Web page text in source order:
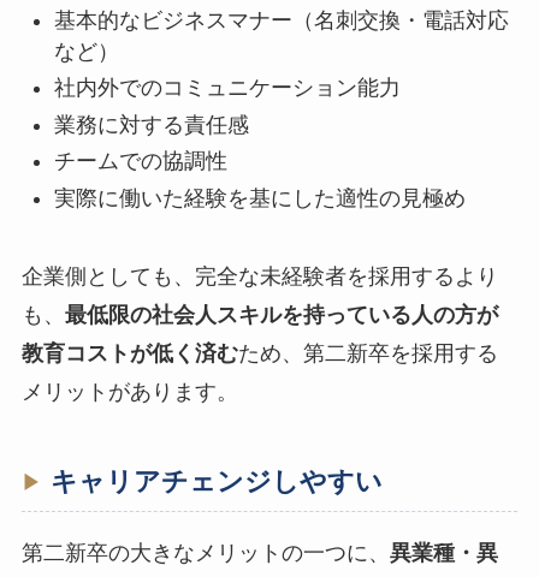
基本的なビジネスマナー（名刺交換・電話対応
など）
社内外でのコミュニケーション能力
業務に対する責任感
チームでの協調性
実際に働いた経験を基にした適性の見極め
企業側としても、完全な未経験者を採用するより
も、 最低限の社会人スキルを持っている人の方が
教育コストが低く済むため、第二新卒を採用する
メリットがあります。
キャリアチェンジしやすい
第二新卒の大きなメリットの一つに、 異業種・異